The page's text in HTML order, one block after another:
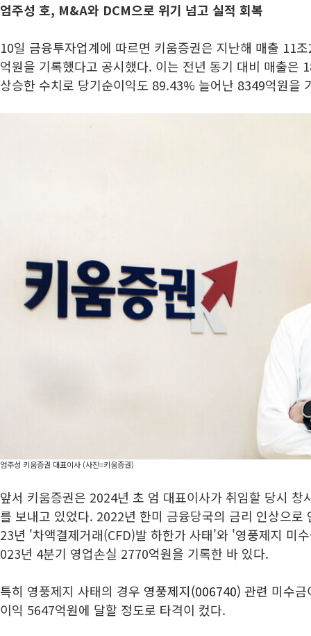
엄주성 호, M&A와 DCM으로 위기 넘고 실적 회복
10일 금융투자업계에 따르면 키움증권은 지난해 매출 11
억원을 기록했다고 공시했다. 이는 전년 동기 대비 매출은
상승한 수치로 당기순이익도 89.43% 늘어난 8349억원을
엄주성 키움증권 대표이사 (사진=키움증권)
앞서 키움증권은 2024년 초 엄 대표이사가 취임할 당시 창
를 보내고 있었다. 2022년 한미 금융당국의 금리 인상으로
23년 '차액결제거래(CFD)발 하한가 사태'와 '영풍제지 미
023년 4분기 영업손실 2770억원을 기록한 바 있다.
특히 영풍제지 사태의 경우 영풍제지(006740) 관련 미수
이익 5647억원에 달할 정도로 타격이 컸다.